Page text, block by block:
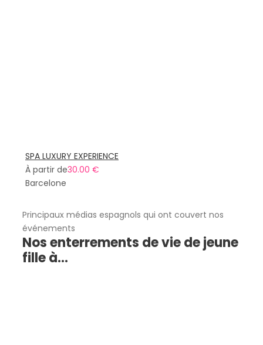
SPA LUXURY EXPERIENCE
À partir de30.00 €
Barcelone
Principaux médias espagnols qui ont couvert nos
événements
Nos enterrements de vie de jeune
fille à...